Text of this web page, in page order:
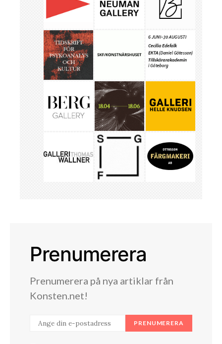
Prenumerera
Prenumerera på nya artiklar från
Konsten.net!
PRENUMERERA